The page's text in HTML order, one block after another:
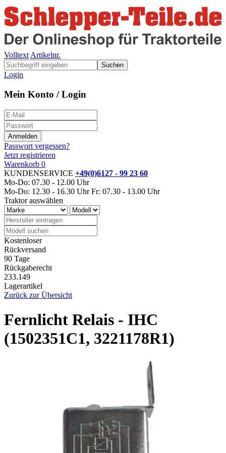
Volltext Artikelnr.
Suchen
Login
Mein Konto / Login
Passwort vergessen?
Jetzt registrieren
Warenkorb 0
KUNDENSERVICE +49(0)6127 - 99 23 60
Mo-Do: 07.30 - 12.00 Uhr
Mo-Do: 12.30 - 16.30 Uhr Fr: 07.30 - 13.00 Uhr
Traktor auswählen
Kostenloser
Rückversand
90 Tage
Rückgaberecht
233.149
Lagerartikel
Zurück zur Übersicht
Fernlicht Relais - IHC
(1502351C1, 3221178R1)